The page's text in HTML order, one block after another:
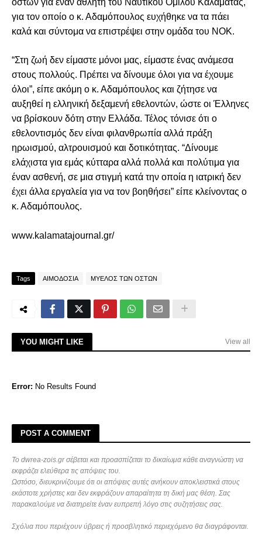
οστών για έναν αθλητή του Ναυτικού Ομίλου Καλαμάτας,
για τον οποίο ο κ. Αδαμόπουλος ευχήθηκε να τα πάει
καλά και σύντομα να επιστρέψει στην ομάδα του ΝΟΚ.
“Στη ζωή δεν είμαστε μόνοι μας, είμαστε ένας ανάμεσα
στους πολλούς. Πρέπει να δίνουμε όλοι για να έχουμε
όλοι”, είπε ακόμη ο κ. Αδαμόπουλος και ζήτησε να
αυξηθεί η ελληνική δεξαμενή εθελοντών, ώστε οι Έλληνες
να βρίσκουν δότη στην Ελλάδα. Τέλος τόνισε ότι ο
εθελοντισμός δεν είναι φιλανθρωπία αλλά πράξη
ηρωισμού, αλτρουισμού και δοτικότητας. “Δίνουμε
ελάχιστα για εμάς κύτταρα αλλά πολλά και πολύτιμα για
έναν ασθενή, σε μια στιγμή κατά την οποία η ιατρική δεν
έχει άλλα εργαλεία για να τον βοηθήσει” είπε κλείνοντας ο
κ. Αδαμόπουλος.
www.kalamatajournal.gr/
Tags ΑΙΜΟΔΟΣΙΑ ΜΥΕΛΟΣ ΤΩΝ ΟΣΤΩΝ
YOU MIGHT LIKE View all
Error: No Results Found
POST A COMMENT
Το dwrea-zois.gr σέβεται και προασπίζεται το δικαίωμα κάθε αναγνώστη να
εκφράζει ελεύθερα τις απόψεις του.
Ωστόσο, διευκρινίζουμε ότι οι απόψεις αυτές ανήκουν αποκλειστικά στους
εκάστοτε χρήστες και δεν εκφράζουν απαραίτητα τη δική μας θέση. Σας
παρακαλούμε να διατηρείτε έναν ευπρεπή λόγο στις συζητήσεις σας.
Σχόλια που περιέχουν ύβρεις ή προσβλητικό περιεχόμενο θα διαγράφονται.